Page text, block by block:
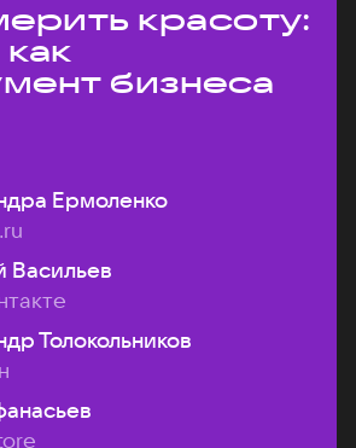
красоту:
бизнеса
Ермоленко
Васильев
Толокольников